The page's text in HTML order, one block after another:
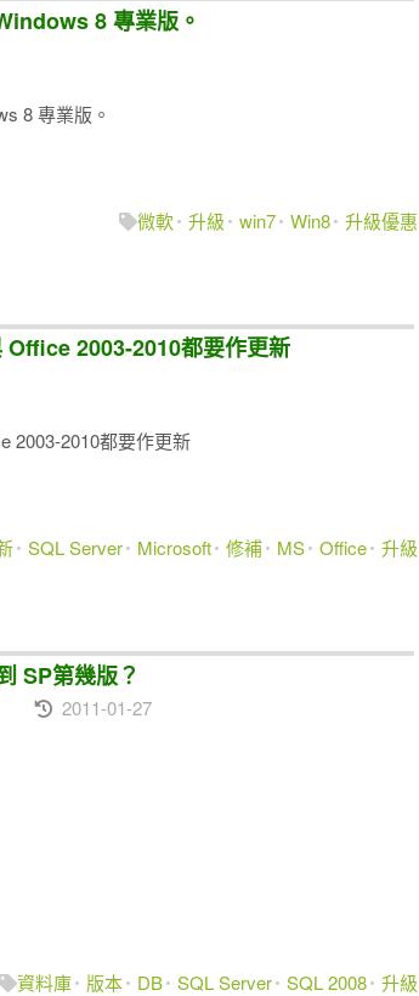
8 專業版。
8 專業版。
微軟 升級 win7 Win8 升級優惠
2003-2010都要作更新
2003-2010都要作更新
SQL Server Microsoft 修補 MS Office 升級
SP第幾版？
2011-01-27
資料庫
版本 DB SQL Server SQL 2008 升級